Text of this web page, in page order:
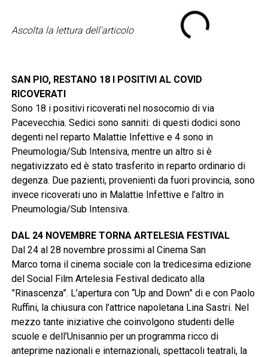
Ascolta la lettura dell'articolo
SAN PIO, RESTANO 18 I POSITIVI AL COVID
RICOVERATI
Sono 18 i positivi ricoverati nel nosocomio di via
Pacevecchia. Sedici sono sanniti: di questi dodici sono
degenti nel reparto Malattie Infettive e 4 sono in
Pneumologia/Sub Intensiva, mentre un altro si è
negativizzato ed è stato trasferito in reparto ordinario di
degenza. Due pazienti, provenienti da fuori provincia, sono
invece ricoverati uno in Malattie Infettive e l’altro in
Pneumologia/Sub Intensiva.
DAL 24 NOVEMBRE TORNA ARTELESIA FESTIVAL
Dal 24 al 28 novembre prossimi al Cinema San
Marco torna il cinema sociale con la tredicesima edizione
del Social Film Artelesia Festival dedicato alla
”Rinascenza”. L’apertura con “Up and Down” di e con Paolo
Ruffini, la chiusura con l’attrice napoletana Lina Sastri. Nel
mezzo tante iniziative che coinvolgono studenti delle
scuole e dell’Unisannio per un programma ricco di
anteprime nazionali e internazionali, spettacoli teatrali, la